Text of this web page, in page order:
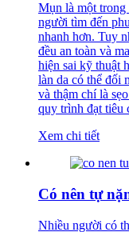
Mụn là một trong
người tìm đến
nhanh hơn. Tuy
đều an toàn và
hiện sai kỹ thuật
làn da có thể đối
và thậm chí là
quy trình đạt tiêu
Xem chi tiết
Có nên tự
Nhiều người có